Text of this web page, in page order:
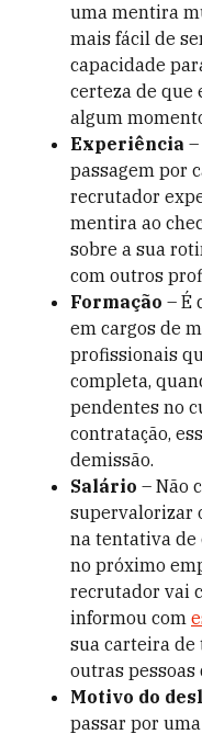
uma mentira
mais fácil de
capacidade
certeza de que
algum
Experiência
passagem por
recrutador
mentira ao
sobre a sua
com outros
Formação – É
em cargos de
profissionais
completa,
pendentes no
contratação,
demissão.
Salário – Não
supervalorizar
na tentativa de
no próximo
recrutador vai
informou com
sua carteira de
outras
Motivo do
passar por